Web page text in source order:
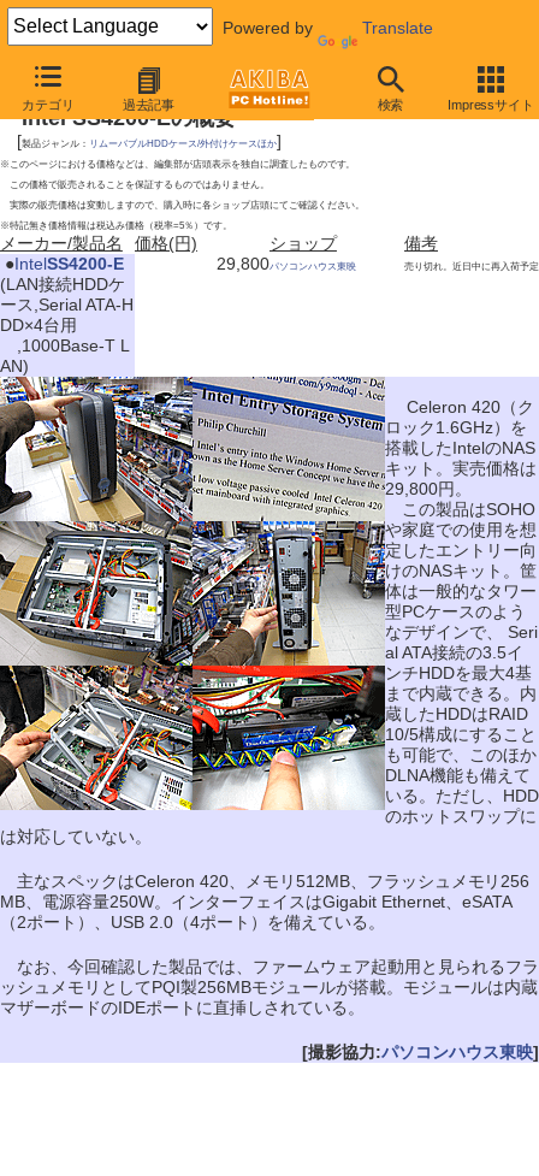
Powered by Translate
カテゴリ 過去記事 検索 Impressサイト
2009年11月28日号
Intel SS4200-Eの概要
[製品ジャンル： リムーバブルHDDケース/外付けケースほか]
※このページにおける価格などは、編集部が店頭表示を独自に調査したものです。
この価格で販売されることを保証するものではありません。
実際の販売価格は変動しますので、購入時に各ショップ店頭にてご確認ください。
※特記無き価格情報は税込み価格（税率=5％）です。
メーカー/製品名 価格(円) ショップ
備考
●IntelSS4200-E
(LAN接続HDDケ
ース,Serial ATA-H
DD×4台用
,1000Base-T L
AN)
29,800パソコンハウス東映 売り切れ。近日中に再入荷予定
Celeron 420（ク
ロック1.6GHz）を
搭載したIntelのNAS
キット。実売価格は
29,800円。
この製品はSOHO
や家庭での使用を想
定したエントリー向
けのNASキット。筐
体は一般的なタワー
型PCケースのよう
なデザインで、 Seri
al ATA接続の3.5イ
ンチHDDを最大4基
まで内蔵できる。内
蔵したHDDはRAID
10/5構成にすること
も可能で、このほか
DLNA機能も備えて
いる。ただし、HDD
のホットスワップに
は対応していない。
主なスペックはCeleron 420、メモリ512MB、フラッシュメモリ256
MB、電源容量250W。インターフェイスはGigabit Ethernet、eSATA
（2ポート）、USB 2.0（4ポート）を備えている。
なお、今回確認した製品では、ファームウェア起動用と見られるフラ
ッシュメモリとしてPQI製256MBモジュールが搭載。モジュールは内蔵
マザーボードのIDEポートに直挿しされている。
[撮影協力:パソコンハウス東映]